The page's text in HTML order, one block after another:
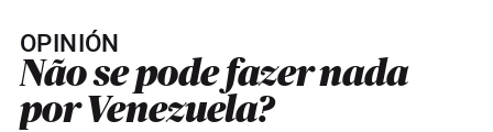
OPINIÓN
Não se pode fazer nada
por Venezuela?